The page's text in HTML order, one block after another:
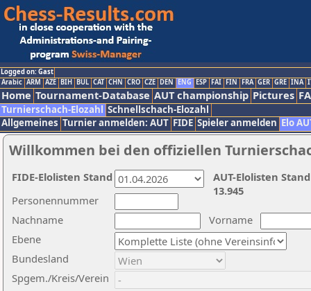
Logged on: Gast
Arabic ARM AZE BIH BUL CAT CHN CRO CZE DEN ENG ESP FAI FIN FRA GER GRE INA
Home Tournament-Database AUT championship Pictures
Turnierschach-Elozahl Schnellschach-Elozahl
Allgemeines Turnier anmelden: AUT FIDE Spieler anmelden Elo
Willkommen bei den offiziellen
Nachname
Vorname
Ebene
Personennummer
Bundesland
Spgem./Kreis/Verein
AUT-Elolisten
13.945
FIDE-Elolisten Stand